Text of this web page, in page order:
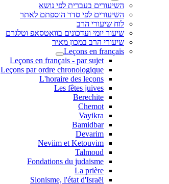
השיעורים בעברית לפי נושא
השיעורים לפי סדר הוספתם לאתר
לוח שיעורי הרב
שיעור יומי ועדכונים בוואטסאפ וטלגרם
שיעורי הרב במכון מאיר
Leçons en français
Leçons en français - par sujet
Leçons par ordre chronologique
L'horaire des leçons
Les fêtes juives
Berechite
Chemot
Vayikra
Bamidbar
Devarim
Neviim et Ketouvim
Talmoud
Fondations du judaisme
La prière
Sionisme, l'état d'Israël